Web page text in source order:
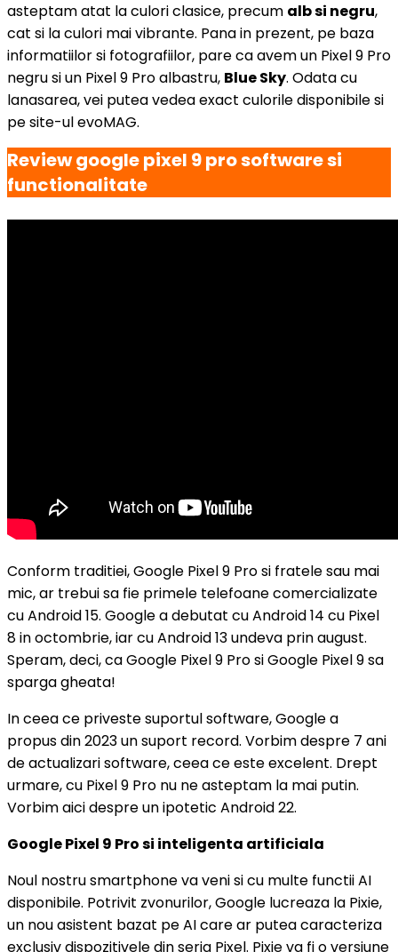
asteptam atat la culori clasice, precum alb si negru,
cat si la culori mai vibrante. Pana in prezent, pe baza
informatiilor si fotografiilor, pare ca avem un Pixel 9 Pro
negru si un Pixel 9 Pro albastru, Blue Sky. Odata cu
lanasarea, vei putea vedea exact culorile disponibile si
pe site-ul evoMAG.
Review google pixel 9 pro software si
functionalitate
Conform traditiei, Google Pixel 9 Pro si fratele sau mai
mic, ar trebui sa fie primele telefoane comercializate
cu Android 15. Google a debutat cu Android 14 cu Pixel
8 in octombrie, iar cu Android 13 undeva prin august.
Speram, deci, ca Google Pixel 9 Pro si Google Pixel 9 sa
sparga gheata!
In ceea ce priveste suportul software, Google a
propus din 2023 un suport record. Vorbim despre 7 ani
de actualizari software, ceea ce este excelent. Drept
urmare, cu Pixel 9 Pro nu ne asteptam la mai putin.
Vorbim aici despre un ipotetic Android 22.
Google Pixel 9 Pro si inteligenta artificiala
Noul nostru smartphone va veni si cu multe functii AI
disponibile. Potrivit zvonurilor, Google lucreaza la Pixie,
un nou asistent bazat pe AI care ar putea caracteriza
exclusiv dispozitivele din seria Pixel. Pixie va fi o versiune